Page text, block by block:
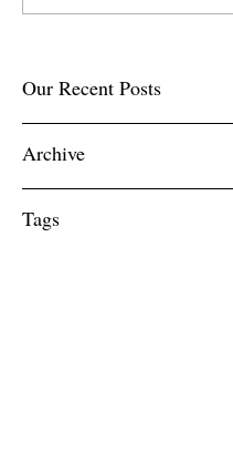
Our Recent Posts
Archive
Tags